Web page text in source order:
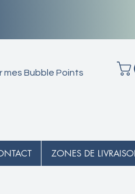
mes Bubble Points
ZONES DE